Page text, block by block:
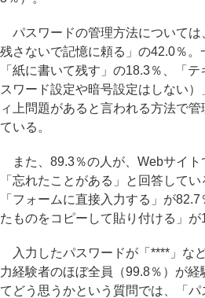
パスワードの管理方法については
残さないで記憶に頼る」の42.0％
「紙に書いて残す」の18.3％、「
スワード設定や暗号設定はしない
ィ上問題があると言われる方法で
ている。
また、89.3％の人が、Webサイト
「忘れたことがある」と回答して
「フォームに直接入力する」が
たものをコピーして貼り付ける」が
入力したパスワードが「****」な
力経験者のほぼ全員（99.8％）が
てどう思うかという質問では、「